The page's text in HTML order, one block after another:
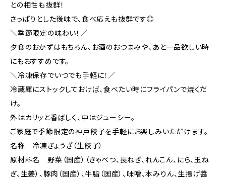
との相性も抜群！
さっぱりとした後味で、食べ応えも抜群です◎
＼季節限定の味わい！／
夕食のおかずはもちろん、お酒のおつまみや、あと一品欲しい時
にもおすすめです。
＼冷凍保存でいつでも手軽に！／
冷蔵庫にストックしておけば、食べたい時にフライパンで焼くだ
け。
外はカリッと香ばしく、中はジューシー。
ご家庭で季節限定の神戸餃子を手軽にお楽しみいただけます。
名称 冷凍ぎょうざ（生餃子）
原材料名 野菜（国産）（きゃべつ、長ねぎ、れんこん、にら、玉ね
ぎ、生姜）、豚肉（国産）、牛脂（国産）、味噌、本みりん、生揚げ醬